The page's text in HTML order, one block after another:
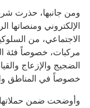
ومن جانبها، حذرت
الإلكتروني ومنصاتها
الاجتماعي، من
مركبات، خصوصاً فئة
الضجيج والإزعاج
خصوصاً في المناطق
وأوضحت ضمن حملاتها